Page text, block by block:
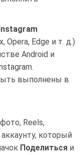
Opera, Edge и т. д.)
Android и
выполнены в
Reels,
который
Поделиться и